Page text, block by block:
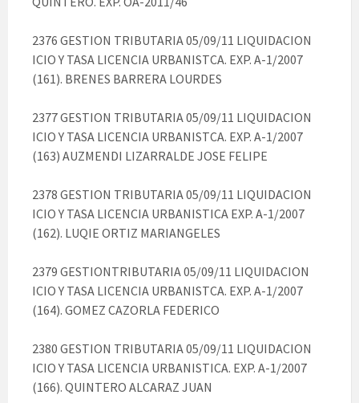
2376 GESTION TRIBUTARIA 05/09/11 LIQUIDACION
ICIO Y TASA LICENCIA URBANISTCA. EXP. A-1/2007
(161). BRENES BARRERA LOURDES
2377 GESTION TRIBUTARIA 05/09/11 LIQUIDACION
ICIO Y TASA LICENCIA URBANISTCA. EXP. A-1/2007
(163) AUZMENDI LIZARRALDE JOSE FELIPE
2378 GESTION TRIBUTARIA 05/09/11 LIQUIDACION
ICIO Y TASA LICENCIA URBANISTICA EXP. A-1/2007
(162). LUQIE ORTIZ MARIANGELES
2379 GESTIONTRIBUTARIA 05/09/11 LIQUIDACION
ICIO Y TASA LICENCIA URBANISTCA. EXP. A-1/2007
(164). GOMEZ CAZORLA FEDERICO
2380 GESTION TRIBUTARIA 05/09/11 LIQUIDACION
ICIO Y TASA LICENCIA URBANISTICA. EXP. A-1/2007
(166). QUINTERO ALCARAZ JUAN